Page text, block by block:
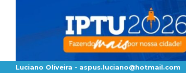
Luciano Oliveira - aspus.luciano@hotmail.com